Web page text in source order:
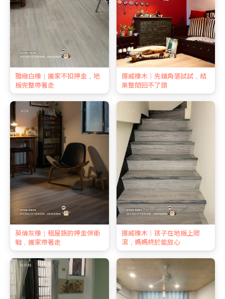
雅緻白橡｜搬家不扣押金，地
板完整帶著走
挪威橡木｜先鋪角落試試，結
果整間回不了頭
英倫灰橡｜租屋族的押金保衛
戰，搬家帶著走
挪威橡木｜孩子在地板上爬
滾，媽媽終於能放心